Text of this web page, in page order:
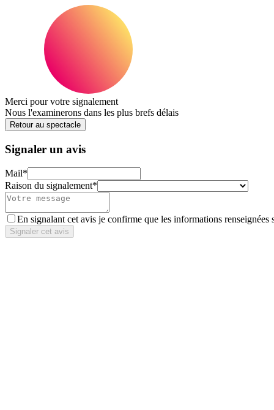
Merci pour votre signalement
Nous l'examinerons dans les plus brefs délais
Retour au spectacle
Signaler un avis
Mail*
Raison du signalement*
En signalant cet avis je confirme que les informations renseignées
Signaler cet avis